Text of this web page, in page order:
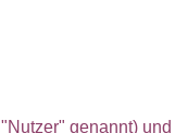
genannt)